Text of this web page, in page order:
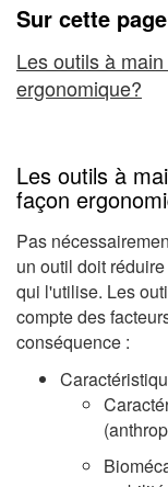
main
Sur cette page
Les outils à
ergonomique?
Les outils à
façon
Pas
un outil doit
qui l'utilise. Les
compte des
conséquence :